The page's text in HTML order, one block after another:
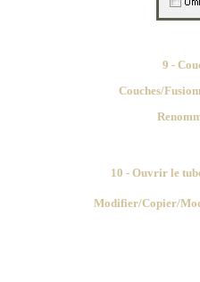
9 -
Couches/
10 - Ouvrir le
Modifier/Copier/